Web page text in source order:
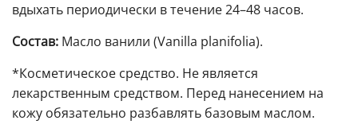
вдыхать периодически в течение 24–48 часов.
Состав: Масло ванили (Vanilla planifolia).
*Косметическое средство. Не является
лекарственным средством. Перед нанесением на
кожу обязательно разбавлять базовым маслом.